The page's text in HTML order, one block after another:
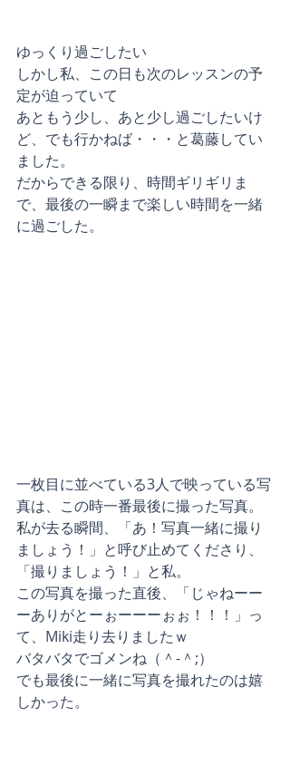
ゆっくり過ごしたい
しかし私、この日も次のレッスンの予
定が迫っていて
あともう少し、あと少し過ごしたいけ
ど、でも行かねば・・・と葛藤してい
ました。
だからできる限り、時間ギリギリま
で、最後の一瞬まで楽しい時間を一緒
に過ごした。
一枚目に並べている3人で映っている写
真は、この時一番最後に撮った写真。
私が去る瞬間、「あ！写真一緒に撮り
ましょう！」と呼び止めてくださり、
「撮りましょう！」と私。
この写真を撮った直後、「じゃねーー
ーありがとーぉーーーぉぉ！！！」っ
て、Miki走り去りましたｗ
バタバタでゴメンね（＾-＾;）
でも最後に一緒に写真を撮れたのは嬉
しかった。